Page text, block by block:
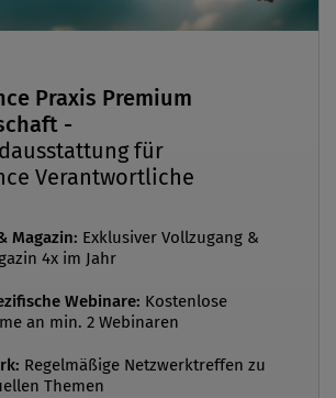
Praxis Premium
-
für
Verantwortliche
Magazin: Exklusiver Vollzugang &
4x im Jahr
Webinare: Kostenlose
an min. 2 Webinaren
Regelmäßige Netzwerktreffen zu
Themen